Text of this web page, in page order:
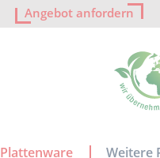
Angebot anfordern
Plattenware Weitere